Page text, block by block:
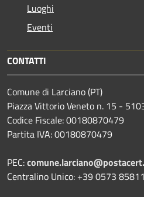
Luoghi
Eventi
CONTATTI
Comune di Larciano (PT)
Piazza Vittorio Veneto n. 15 -
Codice Fiscale: 00180870479
Partita IVA: 00180870479
PEC:
Centralino Unico: +39 0573 85811